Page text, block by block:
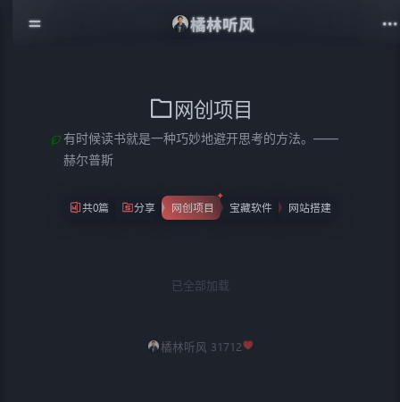
橘林听风
网创项目
有时候读书就是一种巧妙地避开思考的方法。——
赫尔普斯
共0篇 分享 网创项目 宝藏软件 网站搭建
已全部加载
橘林听风 31712